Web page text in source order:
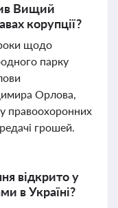
Вищий
корупції?
щодо
парку
Орлова,
правоохоронних
грошей.
відкрито у
в Україні?